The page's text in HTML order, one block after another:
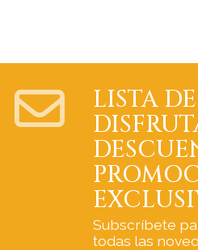
LISTA
Subscríbete
todas las